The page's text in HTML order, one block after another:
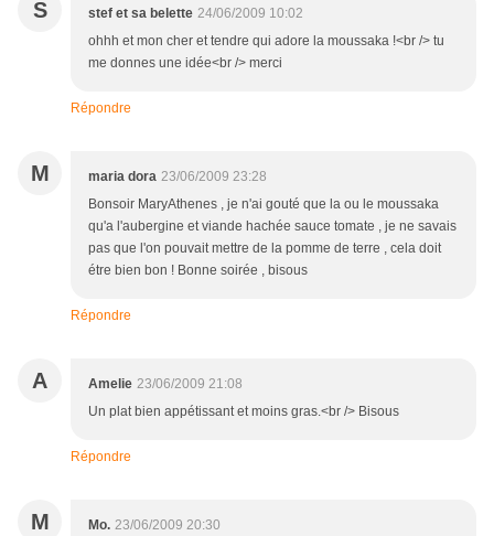
S stef et sa belette 24/06/2009 10:02
ohhh et mon cher et tendre qui adore la moussaka !<br /> tu
me donnes une idée<br /> merci
Répondre
M maria dora 23/06/2009 23:28
Bonsoir MaryAthenes , je n'ai gouté que la ou le moussaka
qu'a l'aubergine et viande hachée sauce tomate , je ne savais
pas que l'on pouvait mettre de la pomme de terre , cela doit
étre bien bon ! Bonne soirée , bisous
Répondre
A Amelie 23/06/2009 21:08
Un plat bien appétissant et moins gras.<br /> Bisous
Répondre
M Mo. 23/06/2009 20:30